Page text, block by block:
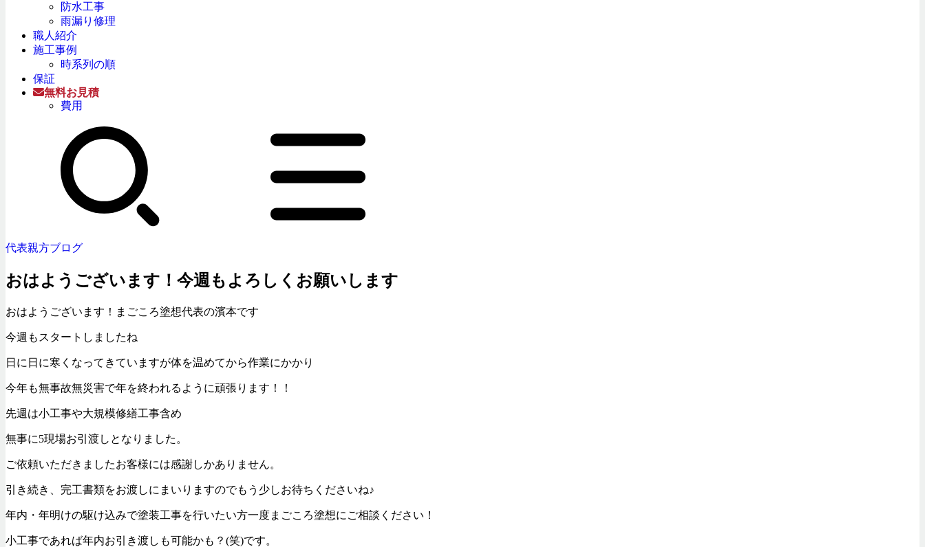
防水工事
雨漏り修理
職人紹介
施工事例
時系列の順
保証
無料お見積
費用
代表親方ブログ
おはようございます！今週もよろしくお願いします
おはようございます！まごころ塗想代表の濱本です
今週もスタートしましたね
日に日に寒くなってきていますが体を温めてから作業にかかり
今年も無事故無災害で年を終われるように頑張ります！！
先週は小工事や大規模修繕工事含め
無事に5現場お引渡しとなりました。
ご依頼いただきましたお客様には感謝しかありません。
引き続き、完工書類をお渡しにまいりますのでもう少しお待ちくださいね♪
年内・年明けの駆け込みで塗装工事を行いたい方一度まごころ塗想にご相談ください！
小工事であれば年内お引き渡しも可能かも？(笑)です。